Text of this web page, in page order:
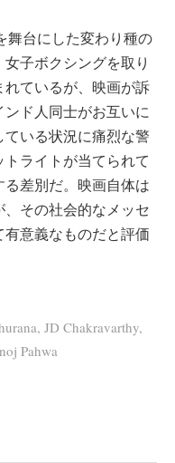
舞台にした変わり種の
子ボクシングを取り
れているが、映画が訴
ド人同士がお互いに
いる状況に痛烈な警
ライトが当てられて
差別だ。映画自体は
その社会的なメッセ
意義なものだと評価
, JD Chakravarthy,
Pahwa